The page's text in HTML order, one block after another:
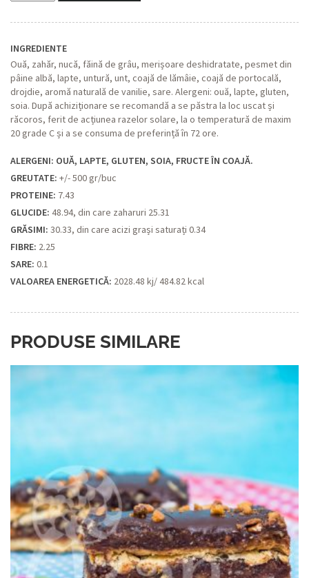
nucă
INGREDIENTE
Ouă, zahăr, nucă, făină de grâu, merișoare deshidratate, pesmet din
pâine albă, lapte, untură, unt, coajă de lămâie, coajă de portocală,
drojdie, aromă naturală de vanilie, sare. Alergeni: ouă, lapte, gluten,
soia. După achiziționare se recomandă a se păstra la loc uscat și
răcoros, ferit de acțiunea razelor solare, la o temperatură de maxim
20 grade C și a se consuma de preferință în 72 ore.
ALERGENI: OUĂ, LAPTE, GLUTEN, SOIA, FRUCTE ÎN COAJĂ.
GREUTATE: +/- 500 gr/buc
PROTEINE: 7.43
GLUCIDE: 48.94, din care zaharuri 25.31
GRĂSIMI: 30.33, din care acizi grași saturați 0.34
FIBRE: 2.25
SARE: 0.1
VALOAREA ENERGETICĂ: 2028.48 kj/ 484.82 kcal
PRODUSE SIMILARE